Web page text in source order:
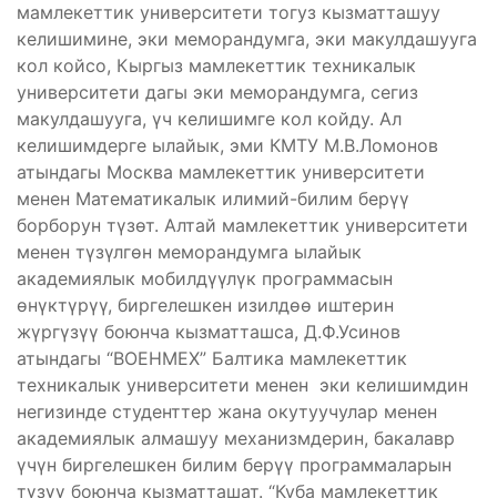
мамлекеттик университети тогуз кызматташуу
келишимине, эки меморандумга, эки макулдашууга
кол койсо, Кыргыз мамлекеттик техникалык
университети дагы эки меморандумга, сегиз
макулдашууга, үч келишимге кол койду. Ал
келишимдерге ылайык, эми КМТУ М.В.Ломонов
атындагы Москва мамлекеттик университети
менен Математикалык илимий-билим берүү
борборун түзөт. Алтай мамлекеттик университети
менен түзүлгөн меморандумга ылайык
академиялык мобилдүүлүк программасын
өнүктүрүү, биргелешкен изилдөө иштерин
жүргүзүү боюнча кызматташса, Д.Ф.Усинов
атындагы “ВОЕНМЕХ” Балтика мамлекеттик
техникалык университети менен эки келишимдин
негизинде студенттер жана окутуучулар менен
академиялык алмашуу механизмдерин, бакалавр
үчүн биргелешкен билим берүү программаларын
түзүү боюнча кызматташат. “Куба мамлекеттик